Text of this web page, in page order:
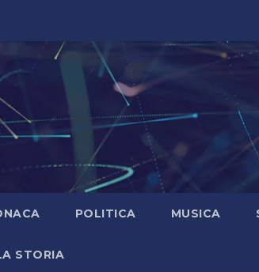
POLITICA MUSICA
STORIA